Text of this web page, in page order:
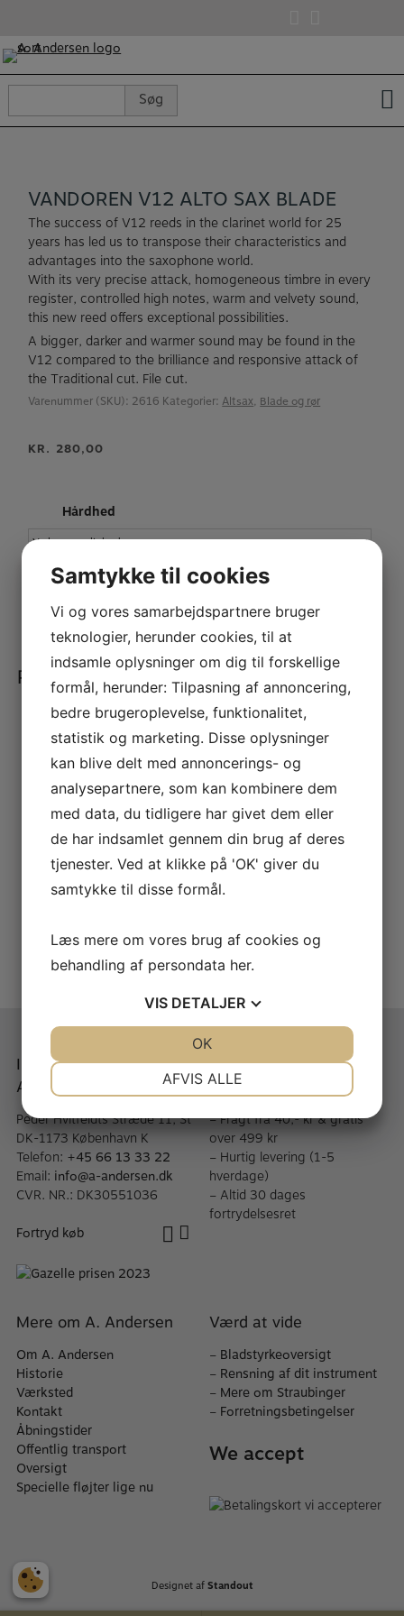
indholdet
efter:
Søg
VANDOREN V12 ALTO SAX BLADE
The success of V12 reeds in the clarinet world for 25
years has led us to transpose their characteristics and
advantages into the saxophone world.
With its very precise attack, homogeneous timbre in every
register, controlled high notes, warm and velvety sound,
this new reed offers exceptional possibilities.
A bigger, darker and warmer sound may be found in the
V12 compared to the brilliance and responsive attack of
the Traditional cut. File cut.
Varenummer (SKU): 2616 Kategorier: Altsax, Blade og rør
KR. 280,00
Hårdhed
Vandoren
V12
Alto
blade
antal
TILFØJ TIL KURV
Relaterede varer
Vandoren V12 Tenor sax blade
199,00
125,00
Hemke Altsax blade
120,00
LaVoz Altsax blade
KR.
Instrumentmager A.
Andersen
Peder Hvitfeldts Stræde 11, St
DK-1173 København K
Telefon: +45 66 13 33 22
Email: info@a-andersen.dk
CVR. NR.: DK30551036
Fortryd køb
Når du handler med A.
Andersen
– Fragt fra 40,- kr & gratis
over 499 kr
– Hurtig levering (1-5
hverdage)
– Altid 30 dages
fortrydelsesret
Mere om A. Andersen
Om A. Andersen
Historie
Værksted
Kontakt
Åbningstider
Offentlig transport
Oversigt
Specielle fløjter lige nu
Værd at vide
– Bladstyrkeoversigt
– Rensning af dit instrument
– Mere om Straubinger
– Forretningsbetingelser
We accept
Designet afStandout
Samtykke til cookies
Vi og vores samarbejdspartnere bruger
teknologier, herunder cookies, til at
indsamle oplysninger om dig til forskellige
formål, herunder: Tilpasning af annoncering,
bedre brugeroplevelse, funktionalitet,
statistik og marketing. Disse oplysninger
kan blive delt med annoncerings- og
analysepartnere, som kan kombinere dem
med data, du tidligere har givet dem eller
de har indsamlet gennem din brug af deres
tjenester. Ved at klikke på 'OK' giver du
samtykke til disse formål.
Læs mere om vores brug af cookies og
behandling af persondata her.
VIS DETALJER
MARKETING STATISTIK
AFVIS ALLE
OK